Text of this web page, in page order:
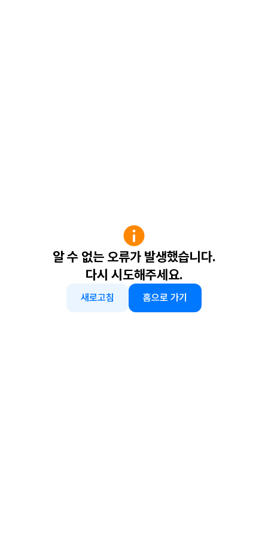
알 수 없는 오류가 발생했습니다.
다시 시도해주세요.
새로고침 홈으로 가기